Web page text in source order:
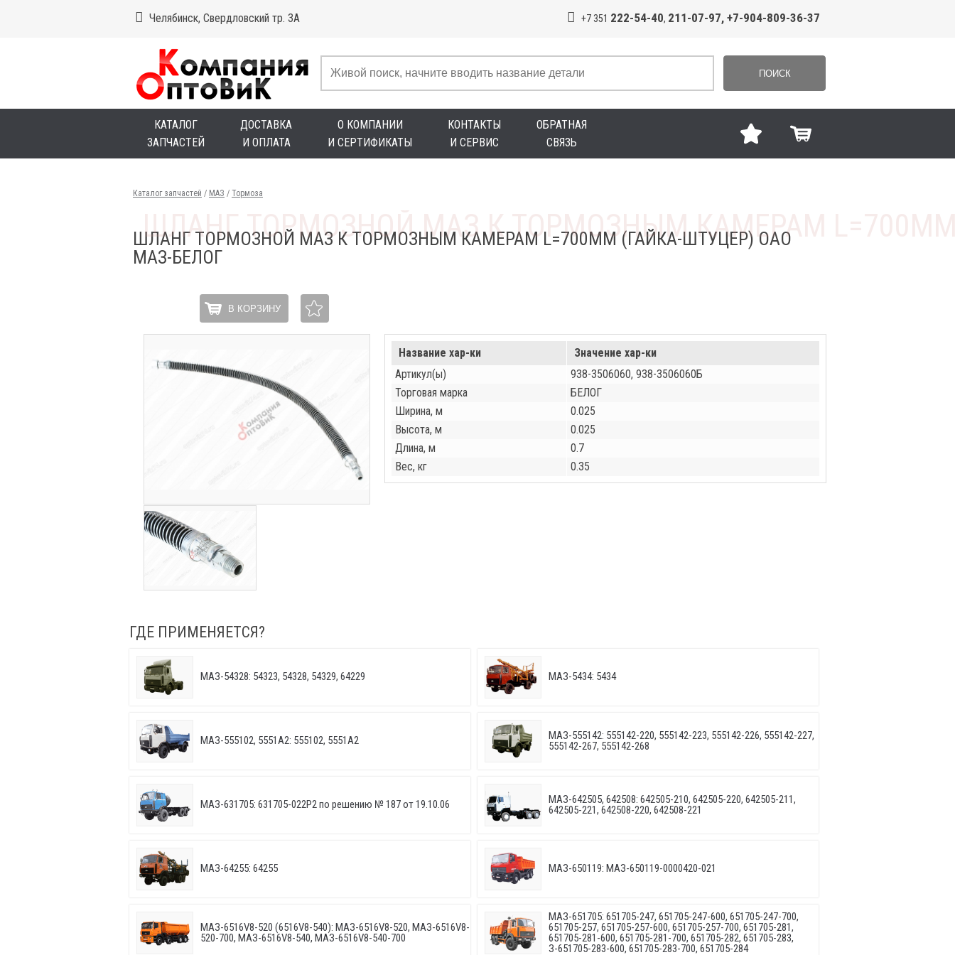
Челябинск, Свердловский тр. 3А +7 351 222-54-40, 211-07-97, +7-904-809-36-37
ПОИСК
КАТАЛОГ
ЗАПЧАСТЕЙ
ДОСТАВКА
И ОПЛАТА
О КОМПАНИИ
И СЕРТИФИКАТЫ
КОНТАКТЫ
И СЕРВИС
ОБРАТНАЯ
СВЯЗЬ
Каталог запчастей / МАЗ / Тормоза
ШЛАНГ ТОРМОЗНОЙ МАЗ К ТОРМОЗНЫМ КАМЕРАМ L=700ММ (ГАЙКА-ШТУЦЕР) ОАО
МАЗ-БЕЛОГ
В КОРЗИНУ
Название хар-ки
Значение хар-ки
Артикул(ы)
938-3506060, 938-3506060Б
Торговая марка
БЕЛОГ
Ширина, м
0.025
Высота, м
0.025
Длина, м
0.7
Вес, кг
0.35
ГДЕ ПРИМЕНЯЕТСЯ?
МАЗ-54328: 54323, 54328, 54329, 64229 МАЗ-5434: 5434
МАЗ-555102, 5551А2: 555102, 5551А2
МАЗ-555142: 555142-220, 555142-223, 555142-226, 555142-227,
555142-267, 555142-268
МАЗ-631705: 631705-022P2 по решению № 187 от 19.10.06
МАЗ-642505, 642508: 642505-210, 642505-220, 642505-211,
642505-221, 642508-220, 642508-221
МАЗ-64255: 64255 МАЗ-650119: МАЗ-650119-0000420-021
МАЗ-6516V8-520 (6516V8-540): МАЗ-6516V8-520, МАЗ-6516V8-
520-700, МАЗ-6516V8-540, МАЗ-6516V8-540-700
МАЗ-651705: 651705-247, 651705-247-600, 651705-247-700,
651705-257, 651705-257-600, 651705-257-700, 651705-281,
651705-281-600, 651705-281-700, 651705-282, 651705-283,
З-651705-283-600, 651705-283-700, 651705-284